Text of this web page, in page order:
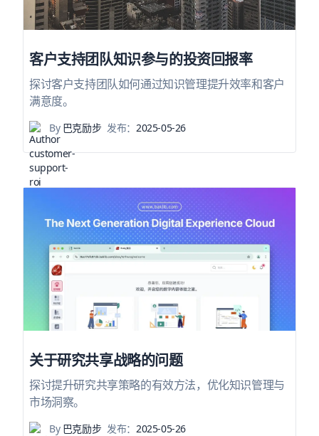
客户支持团队知识参与的投资回报率
探讨客户支持团队如何通过知识管理提升效率和客户
满意度。
By巴克励步 发布：2025-05-26
关于研究共享战略的问题
探讨提升研究共享策略的有效方法，优化知识管理与
市场洞察。
By巴克励步 发布：2025-05-26